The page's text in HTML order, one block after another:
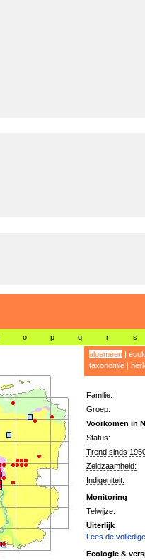
o p q r s
algemeen|
taxonomie|
Familie:
Groep:
Voorkomen in
Status:
Trend sinds
Zeldzaamheid:
Indigeniteit:
Monitoring
Telwijze:
Uiterlijk
Lees de
Ecologie &